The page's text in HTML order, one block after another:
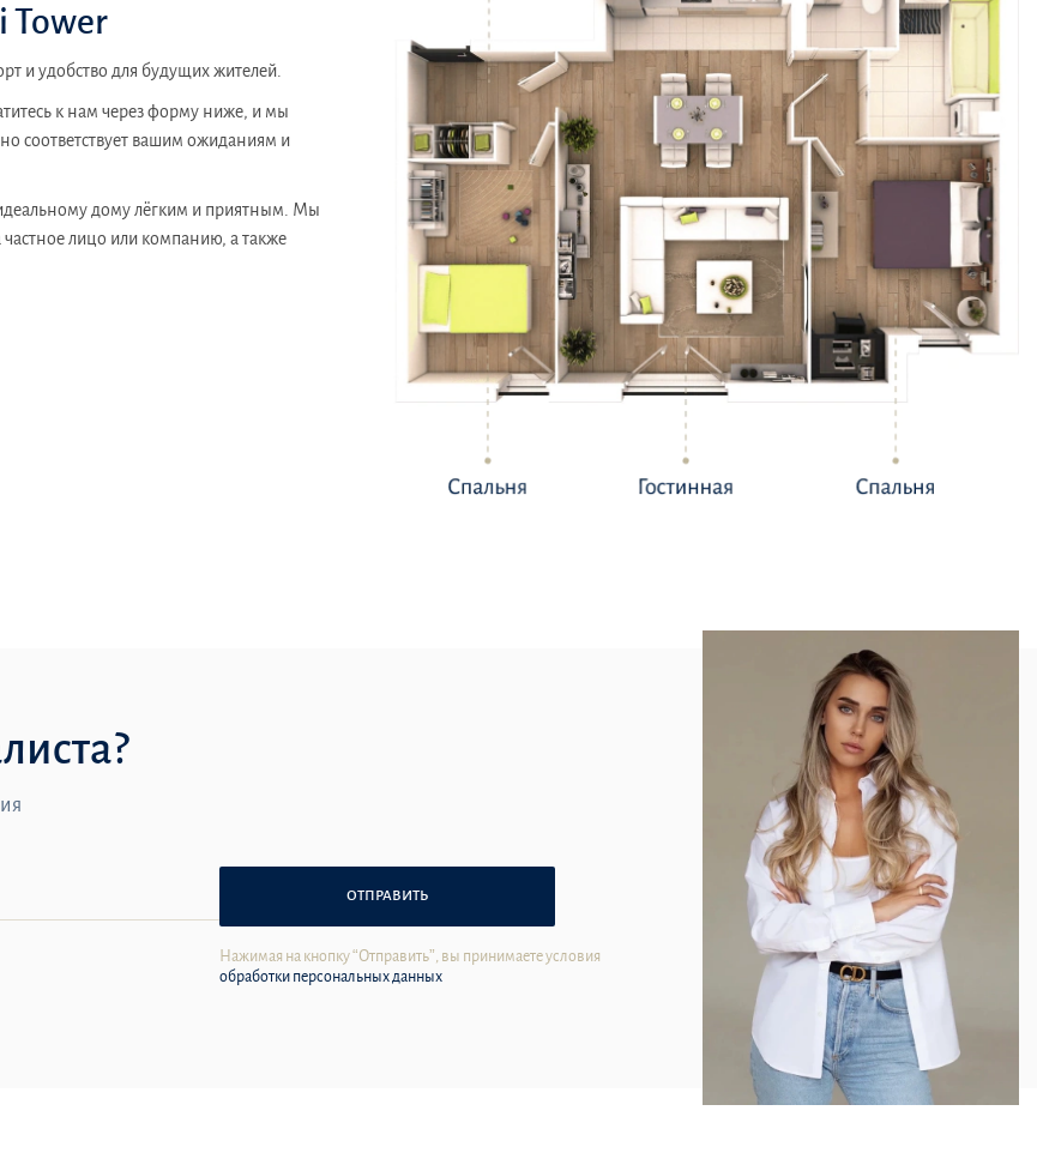
Tower
и удобство для будущих жителей.
к нам через форму ниже, и мы
соответствует вашим ожиданиям и
дому лёгким и приятным. Мы
лицо или компанию, а также
ОТПРАВИТЬ
Нажимая на кнопку “Отправить”, вы принимаете условия
обработки персональных данных